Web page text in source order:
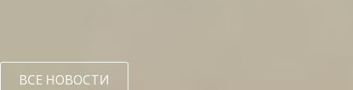
ВСЕ НОВОСТИ